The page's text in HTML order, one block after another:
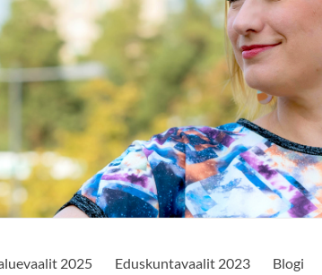
2025 Eduskuntavaalit 2023 Blogi